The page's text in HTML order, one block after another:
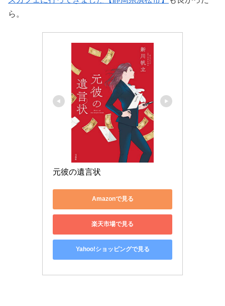
ら。
元彼の遺言状
Amazonで見る
楽天市場で見る
Yahoo!ショッピングで見る